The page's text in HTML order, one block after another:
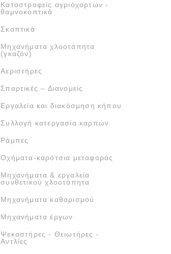
Καταστροφείς αγριόχορτων -
θαμνοκοπτικά
Σκαπτικά
Μηχανήματα χλοοτάπητα
(γκαζόν)
Αεριστήρες
Σπαρτικές – Διανομείς
Εργαλεία και διακόσμηση κήπου
Συλλογή κατεργασία καρπών
Ράμπες
Οχήματα-καρότσια μεταφοράς
Μηχανήματα & εργαλεία
συνθετικού χλοοτάπητα
Μηχανήματα καθαρισμού
Μηχανήματα έργων
Ψεκαστήρες - Θειωτήρες -
Αντλίες